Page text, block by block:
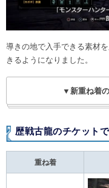
導きの地で入手できる素材
きるようになりました。
▼新重ね着
歴戦古龍のチケット
重ね着